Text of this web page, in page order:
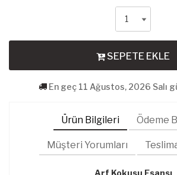
SEPETE EKLE
En geç 11 Ağustos, 2026 Salı
Ürün Bilgileri Ödeme
Müşteri Yorumları
Arf Kokusu Esansı